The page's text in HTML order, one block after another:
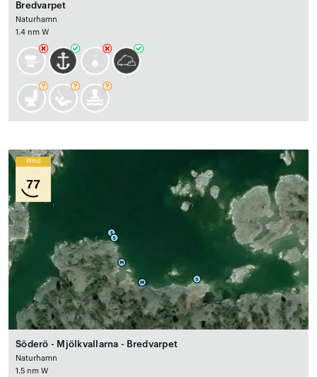
Bredvarpet
Naturhamn
1.4 nm W
Wind
77
Söderö - Mjölkvallarna - Bredvarpet
Naturhamn
1.5 nm W